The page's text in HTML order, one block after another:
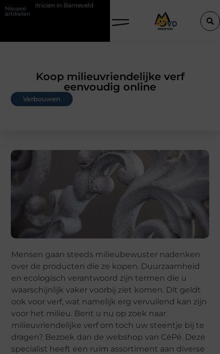
Nieuwe
artikelen
in Barneveld De Perfecte Gids voor Vloerbedekking in Purmerend
Koop milieuvriendelijke verf
eenvoudig online
Verbouwen
Mensen gaan steeds milieubewuster nadenken
over de producten die ze kopen. Duurzaamheid
en ecologisch verantwoord zijn termen die u
waarschijnlijk vaker voorbij ziet komen. Dit geldt
ook voor verf, wat namelijk erg vervuilend kan zijn
voor het milieu. Bent u nu op zoek naar
milieuvriendelijke verf om toch uw steentje bij te
dragen? Bezoek dan de webshop van CéPé. Deze
specialist heeft een ruim assortiment aan diverse